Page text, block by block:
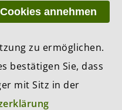
AG, Zurich
Cookies annehmen
zu ermöglichen.
bestätigen Sie, dass
mit Sitz in der